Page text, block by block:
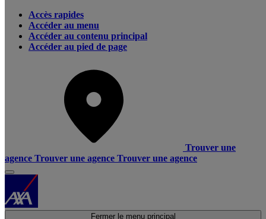
Accès rapides
Accéder au menu
Accéder au contenu principal
Accéder au pied de page
Trouver une
agence Trouver une agence Trouver une agence
Fermer le menu principal